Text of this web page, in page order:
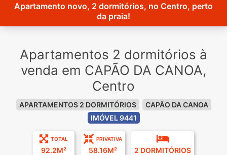
Apartamento novo, 2 dormitórios, no Centro, perto
da praia!
Apartamentos 2 dormitórios à
venda em CAPÃO DA CANOA,
Centro
APARTAMENTOS 2 DORMITÓRIOS
CAPÃO DA CANOA
IMÓVEL 9441
TOTAL
92.2M²
PRIVATIVA
58.16M² 2 DORMITÓRIOS